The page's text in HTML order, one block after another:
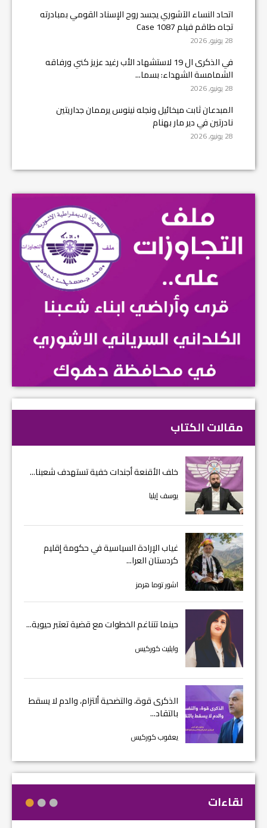
اتحاد النساء الآشوري يجسد روح الإسناد القومي بمبادرته
تجاه طاقم فيلم Case 1087
28 يونيو, 2026
في الذكرى ال 19 لاستشهاد الأب رغيد عزيز كني ورفاقه
الشمامسة الشهداء: بسما...
28 يونيو, 2026
المبدعان ثابت ميخائيل ونجله نينوس يرممان جداريتين
نادرتين في دير مار بهنام
28 يونيو, 2026
مقالات الكتاب
خلف الأقنعة أجندات خفية تستهدف شعبنا...
يوسف إيليا
غياب الإرادة السياسية في حكومة إقليم
كردستان العرا...
اشور توما هرمز
حينما تتناغم الخطوات مع قضية تعتبر حيوية...
وايليت كوركيس
الذكرى قوة، والتضحية ألتزام، والدم لا يسقط
بالتقاد...
يعقوب كوركيس
لقاءات